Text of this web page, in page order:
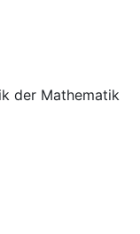
der Mathematik